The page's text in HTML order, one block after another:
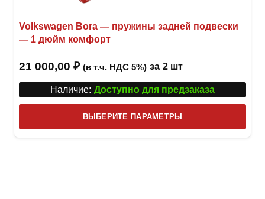
Volkswagen Bora — пружины задней подвески
— 1 дюйм комфорт
21 000,00 ₽ (в т.ч. НДС 5%) за 2 шт
Наличие: Доступно для предзаказа
ВЫБЕРИТЕ ПАРАМЕТРЫ
товар